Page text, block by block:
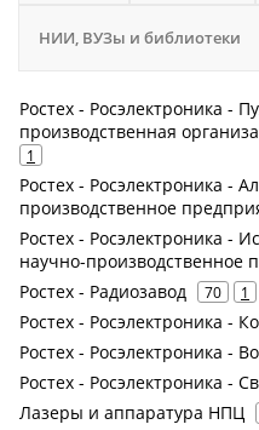
НИИ, ВУЗы и библиотеки
Ростех - Росэлектроника -
производственная
1
Ростех - Росэлектроника -
производственное
Ростех - Росэлектроника -
научно-производственное
Ростех - Радиозавод 70 1
Ростех - Росэлектроника -
Ростех - Росэлектроника -
Ростех - Росэлектроника -
Лазеры и аппаратура НПЦ